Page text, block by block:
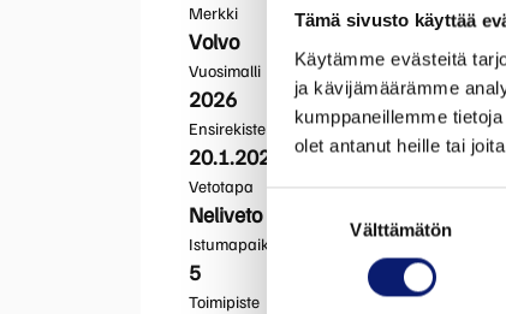
Tämä sivusto käyttää
Käytämme evästeitä
ja kävijämäärämme
kumppaneillemme
olet antanut heille tai
Välttämätön
Merkki
Volvo
Vuosimalli
2026
Ensirekisteröinti
20.1.2026
Vetotapa
Neliveto
Istumapaikkoja
5
Toimipiste